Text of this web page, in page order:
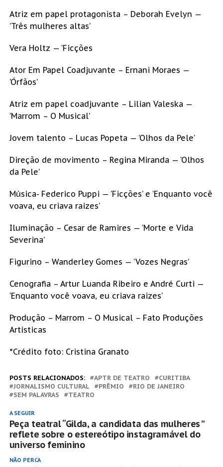
Atriz em papel protagonista – Deborah Evelyn —
‘Três mulheres altas’
Vera Holtz — ‘Ficções
Ator Em Papel Coadjuvante – Ernani Moraes —
‘Órfãos’
Atriz em papel coadjuvante – Lilian Valeska —
‘Marrom – O Musical’
Jovem talento – Lucas Popeta — ‘Olhos da Pele’
Direção de movimento – Regina Miranda — ‘Olhos
da Pele’
Música- Federico Puppi — ‘Ficções’ e ‘Enquanto você
voava, eu criava raizes’
Iluminação – Cesar de Ramires — ‘Morte e Vida
Severina’
Figurino – Wanderley Gomes — ‘Vozes Negras’
Cenografia – Artur Luanda Ribeiro e André Curti —
‘Enquanto você voava, eu criava raizes’
Produção – Marrom – O Musical – Fato Produções
Artísticas
*Crédito foto: Cristina Granato
POSTS RELACIONADOS: APTR DE TEATRO
CURITIBA
JORNALISMO CULTURAL
PRÊMIO
RIO DE JANEIRO
SEM PALAVRAS
TEATRO
A SEGUIR
Peça teatral “Gilda, a candidata das mulheres ”
reflete sobre o estereótipo instagramável do
universo feminino
NÃO PERCA